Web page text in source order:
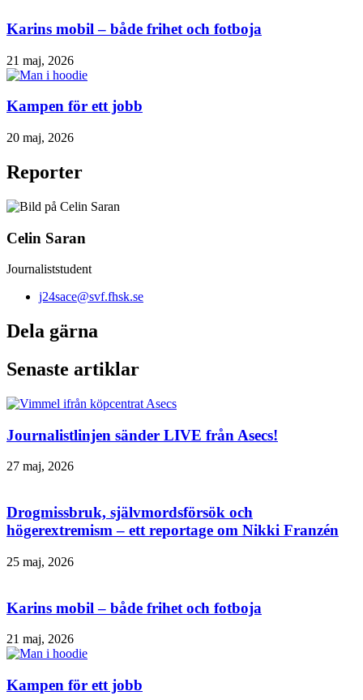
Karins mobil – både frihet och fotboja
21 maj, 2026
Kampen för ett jobb
20 maj, 2026
Reporter
Celin Saran
Journaliststudent
j24sace@svf.fhsk.se
Dela gärna
Senaste artiklar
Journalistlinjen sänder LIVE från Asecs!
27 maj, 2026
Drogmissbruk, självmordsförsök och
högerextremism – ett reportage om Nikki Franzén
25 maj, 2026
Karins mobil – både frihet och fotboja
21 maj, 2026
Kampen för ett jobb